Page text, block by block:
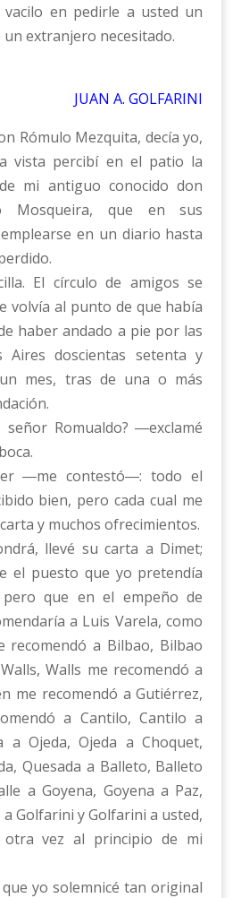
vacilo en pedirle a usted un
extranjero necesitado.
JUAN A. GOLFARINI
Rómulo Mezquita, decía yo,
vista percibí en el patio la
mi antiguo conocido don
Mosqueira, que en sus
en un diario hasta
El círculo de amigos se
volvía al punto de que había
haber andado a pie por las
Aires doscientas setenta y
mes, tras de una o más
Romualdo? ―exclamé
―me contestó―: todo el
bien, pero cada cual me
y muchos ofrecimientos.
llevé su carta a Dimet;
el puesto que yo pretendía
pero que en el empeño de
a Luis Varela, como
recomendó a Bilbao, Bilbao
Walls me recomendó a
me recomendó a Gutiérrez,
a Cantilo, Cantilo a
a Ojeda, Ojeda a Choquet,
Quesada a Balleto, Balleto
a Goyena, Goyena a Paz,
Golfarini y Golfarini a usted,
vez al principio de mi
que yo solemnicé tan original